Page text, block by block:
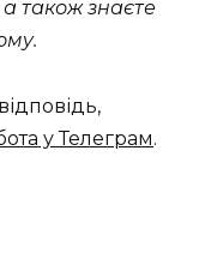
також знаєте
у Телеграм.